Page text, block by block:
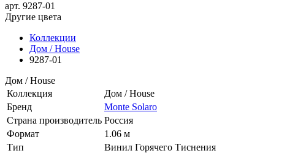
арт. 9287-01
Другие цвета
Коллекции
Дом / House
9287-01
Дом / House
Коллекция
Дом / House
Бренд
Monte Solaro
Страна производитель Россия
Формат
1.06 м
Тип
Винил Горячего Тиснения